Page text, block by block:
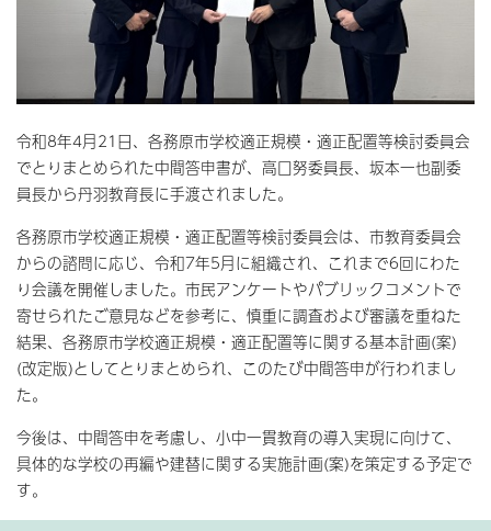
令和8年4月21日、各務原市学校適正規模・適正配置等検討委員会
でとりまとめられた中間答申書が、高口努委員長、坂本一也副委
員長から丹羽教育長に手渡されました。
各務原市学校適正規模・適正配置等検討委員会は、市教育委員会
からの諮問に応じ、令和7年5月に組織され、これまで6回にわた
り会議を開催しました。市民アンケートやパブリックコメントで
寄せられたご意見などを参考に、慎重に調査および審議を重ねた
結果、各務原市学校適正規模・適正配置等に関する基本計画(案)
(改定版)としてとりまとめられ、このたび中間答申が行われまし
た。
今後は、中間答申を考慮し、小中一貫教育の導入実現に向けて、
具体的な学校の再編や建替に関する実施計画(案)を策定する予定で
す。